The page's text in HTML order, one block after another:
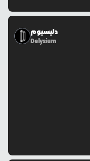
دلیسیوم
Delysium